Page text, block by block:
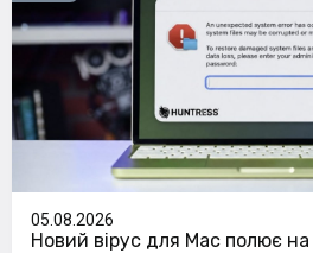
05.08.2026
Новий вірус для Mac полює на